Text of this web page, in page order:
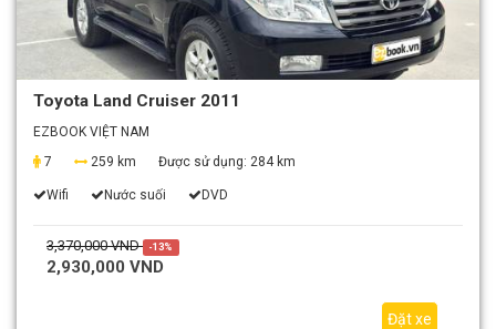
Toyota Land Cruiser 2011
EZBOOK VIỆT NAM
7
259 km Được sử dụng: 284 km
Wifi Nước suối DVD
3,370,000 VND -13%
2,930,000 VND
Đặt xe